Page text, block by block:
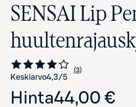
SENSAI Lip
Keskiarvo4,3/5 Siirry arvioihin
3
kappaletta
Hinta44,00 €